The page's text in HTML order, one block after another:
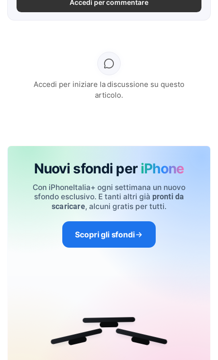
Accedi per commentare
Accedi per iniziare la discussione su questo
articolo.
Nuovi sfondi per iPhone
Con iPhoneItalia+ ogni settimana un nuovo
sfondo esclusivo. E tanti altri già pronti da
scaricare, alcuni gratis per tutti.
Scopri gli sfondi